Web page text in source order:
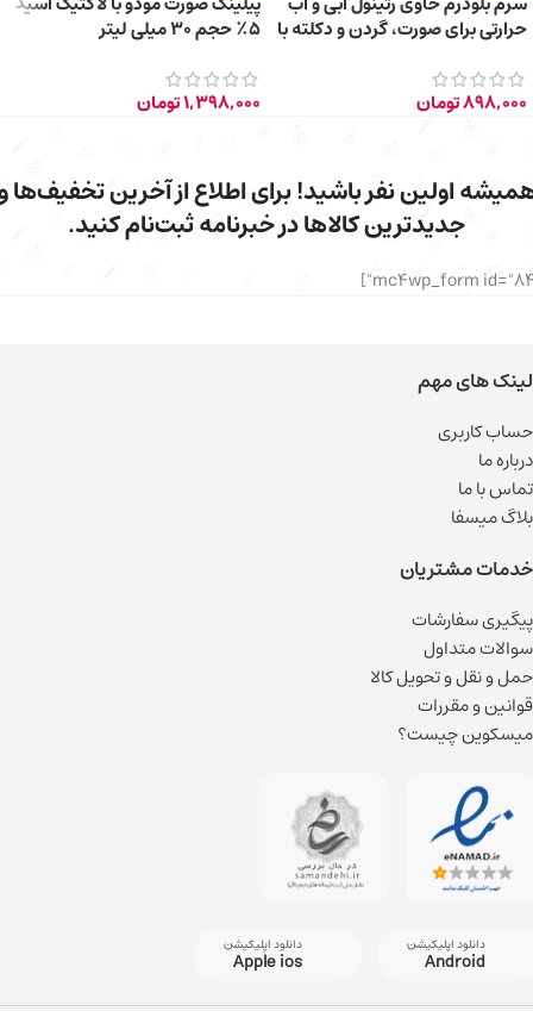
حرارتی برای صورت، گردن و دکلته با
898,000تومان
۵٪ حجم ۳۰ میلی لیتر
1,398,000تومان
اولین نفر باشید! برای اطلاع از آخرین تخفیف‌ها
جدیدترین کالاها در خبرنامه ثبت‌نام کنید.
لینک های مهم
حساب کاربری
درباره ما
تماس با ما
بلاگ میسفا
خدمات مشتریان
پیگیری سفارشات
سوالات متداول
حمل و نقل و تحویل کالا
قوانین و مقررات
میسکوین چیست؟
دانلود اپلیکیشن
Android
دانلود اپلیکیشن
Apple ios